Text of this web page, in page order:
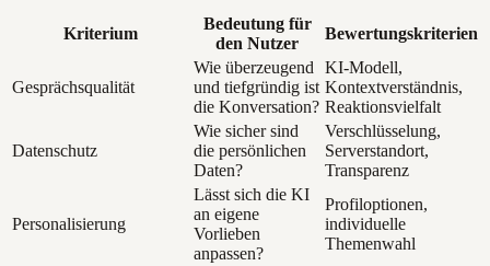
Kriterium
Bedeutung für
den Nutzer
Bewertungskriterien
Gesprächsqualität
Wie überzeugend
und tiefgründig ist
die Konversation?
KI-Modell,
Kontextverständnis,
Reaktionsvielfalt
Datenschutz
Wie sicher sind
die persönlichen
Daten?
Verschlüsselung,
Serverstandort,
Transparenz
Personalisierung
Lässt sich die KI
an eigene
Vorlieben
anpassen?
Profiloptionen,
individuelle
Themenwahl